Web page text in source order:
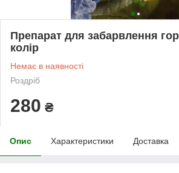
Препарат для забарвлення
колір
Немає в наявності
Роздріб
280 ₴
Опис Характеристики Доставка